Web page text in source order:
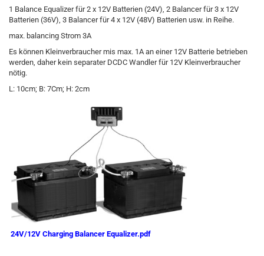
1 Balance Equalizer für 2 x 12V Batterien (24V), 2 Balancer für 3 x 12V
Batterien (36V), 3 Balancer für 4 x 12V (48V) Batterien usw. in Reihe.
max. balancing Strom 3A
Es können Kleinverbraucher mis max. 1A an einer 12V Batterie betrieben
werden, daher kein separater DCDC Wandler für 12V Kleinverbraucher
nötig.
L: 10cm; B: 7Cm; H: 2cm
24V/12V Charging Balancer Equalizer.pdf